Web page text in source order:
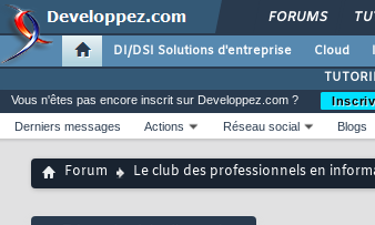
FORUMS
DI/DSI Solutions d'entreprise Cloud
Vous n'êtes pas encore inscrit sur Developpez.com ?
Derniers messages
Actions Réseau social Blogs
Forum Le club des professionnels en